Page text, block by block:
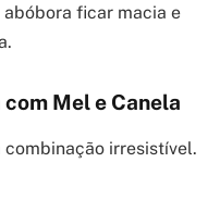
ficar macia e
Mel e Canela
combinação irresistível.